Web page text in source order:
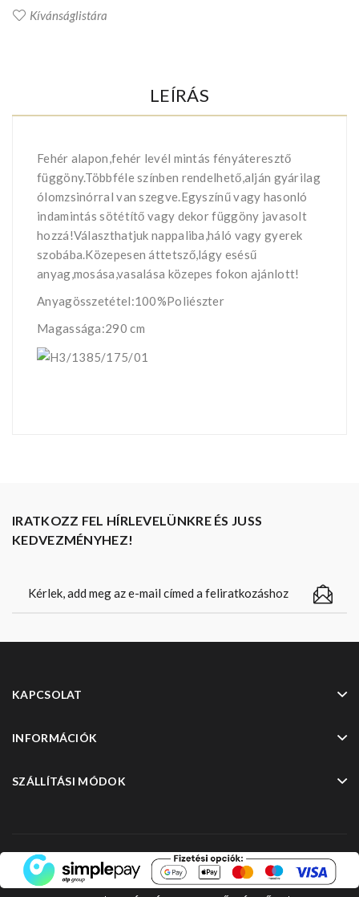
Kívánságlistára
LEÍRÁS
Fehér alapon,fehér levél mintás fényáteresztő
függöny.Többféle színben rendelhető,alján gyárilag
ólomzsinórral van szegve.Egyszínű vagy hasonló
indamintás sötétítő vagy dekor függöny javasolt
hozzá!Választhatjuk nappaliba,háló vagy gyerek
szobába.Közepesen áttetsző,lágy esésű
anyag,mosása,vasalása közepes fokon ajánlott!
Anyagösszetétel:100%Poliészter
Magassága:290 cm
IRATKOZZ FEL HÍRLEVELÜNKRE ÉS JUSS
KEDVEZMÉNYHEZ!
KAPCSOLAT
INFORMÁCIÓK
SZÁLLÍTÁSI MÓDOK